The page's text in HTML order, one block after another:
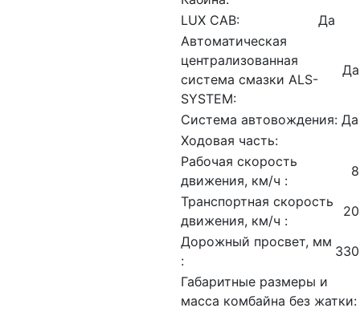
LUX CAB:
Да
Автоматическая
централизованная
система смазки ALS-
SYSTEM:
Да
Система автовождения: Да
Ходовая часть:
Рабочая скорость
движения, км/ч :
8
Транспортная скорость
движения, км/ч :
20
Дорожный просвет, мм
:
330
Габаритные размеры и
масса комбайна без жатки: